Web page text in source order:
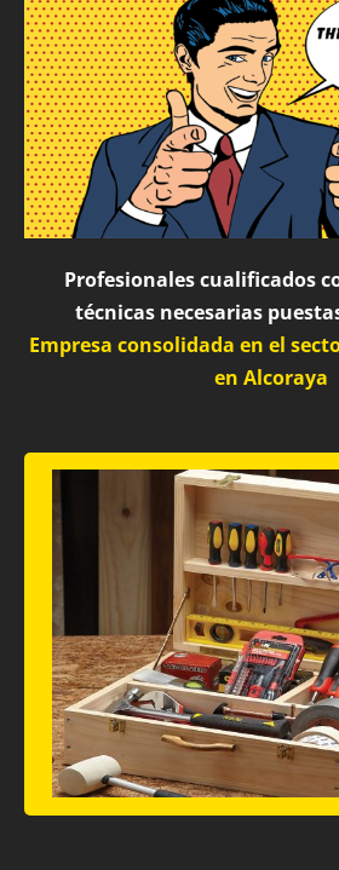
Profesionales cualificados
técnicas necesarias
Empresa consolidada en el
en Alcoraya